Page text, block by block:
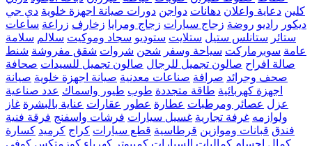
كلين دعاية واعلان دهانات دواجن دورات صيانة اجهزة خلوية دي جي
ديكور راديو روضة زجاج سيارات زجاج ومرايا زخارف زراعة ساعات
ستائر ستانلس ستيل ستلايت ستوديو سجاد وموكيت سلالم سلامة
عامة سوبرماركت سياحة وسفر شحن شروات شقق مفروشة شنط
صالة افراح صالون تجميل للرجال صالون تجميل للسيدات صحافة
صحف وجرائد صرافة صناعات معدنية صيانة اجهزة خلوية صيانة
اجهزة كهربائية طاقة متجددة طوب طيور واسماك عدد صناعية
عزل عصائر ومرطبات عطارة عطور عقارات عناية بالبشرة غاز
ولوازمه غرفة تجارية غسيل سيارات فرشات واسفنج فرقة فنية
فندق قبانات وموازين قرطاسية قطع سيارات كراج كرميد كسارة
كمال اجسام كماليات السيارات كمبيوتر كهرباء كوزمتكس كوفي